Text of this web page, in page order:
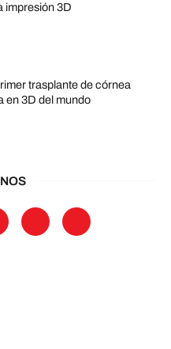
impresión 3D
trasplante de córnea
en 3D del mundo